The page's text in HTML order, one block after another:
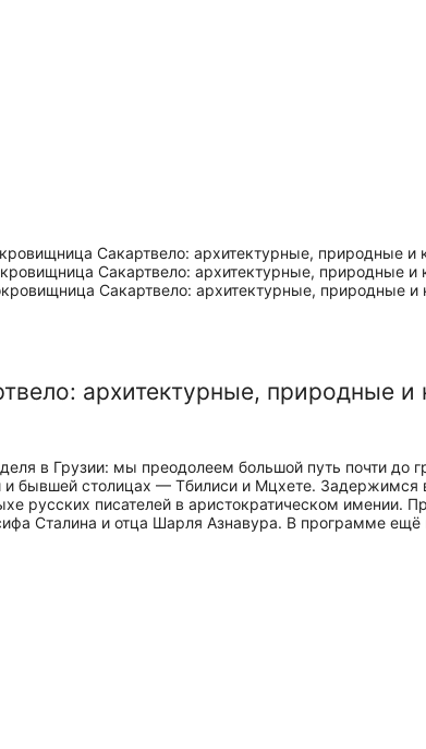
архитектурные, природные и
в Грузии: мы преодолеем большой путь почти
бывшей столицах — Тбилиси и Мцхете. Задержимся
русских писателей в аристократическом
Сталина и отца Шарля Азнавура. В программе ещё